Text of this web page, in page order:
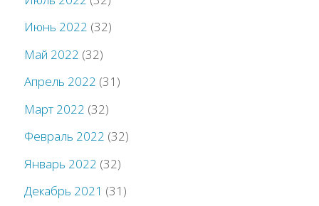
Июнь 2022 (32)
Май 2022 (32)
Апрель 2022 (31)
Март 2022 (32)
Февраль 2022 (32)
Январь 2022 (32)
Декабрь 2021 (31)